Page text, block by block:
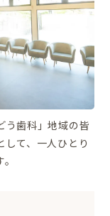
う歯科」地域の皆
して、一人ひとり